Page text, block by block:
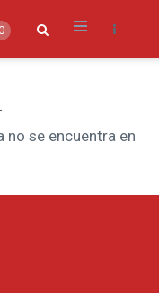
no se encuentra en